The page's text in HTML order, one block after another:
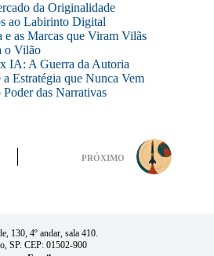
da Originalidade
ao Labirinto Digital
as Marcas que Viram Vilãs
o Vilão
IA: A Guerra da Autoria
Estratégia que Nunca Vem
das Narrativas
PRÓXIMO
130, 4º andar, sala 410.
SP. CEP: 01502-900